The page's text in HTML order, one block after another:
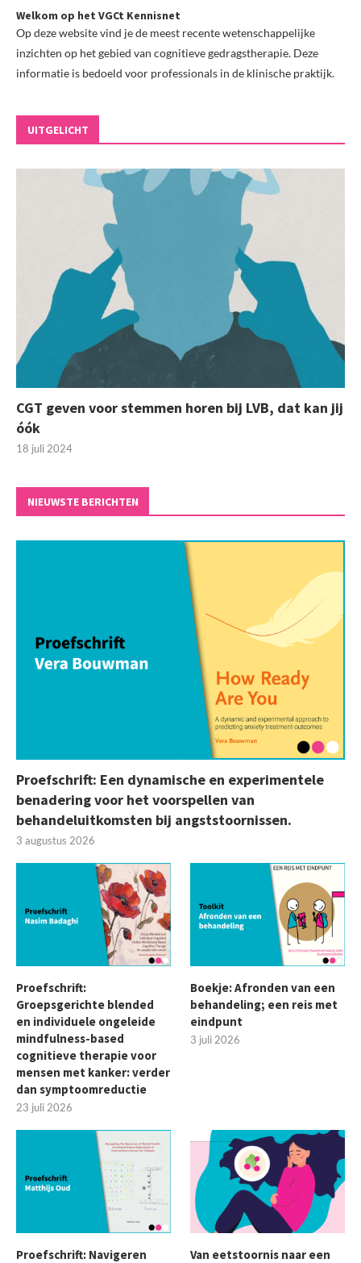
Welkom op het VGCt Kennisnet
Op deze website vind je de meest recente wetenschappelijke
inzichten op het gebied van cognitieve gedragstherapie. Deze
informatie is bedoeld voor professionals in de klinische praktijk.
UITGELICHT
CGT geven voor stemmen horen bij LVB, dat kan jij
óók
18 juli 2024
NIEUWSTE BERICHTEN
Proefschrift: Een dynamische en experimentele
benadering voor het voorspellen van
behandeluitkomsten bij angststoornissen.
3 augustus 2026
Proefschrift:
Groepsgerichte blended
en individuele ongeleide
mindfulness-based
cognitieve therapie voor
mensen met kanker: verder
dan symptoomreductie
23 juli 2026
Boekje: Afronden van een
behandeling; een reis met
eindpunt
3 juli 2026
Proefschrift: Navigeren Van eetstoornis naar een